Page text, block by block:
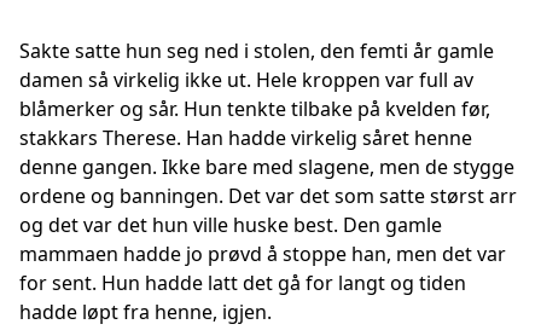
Sakte satte hun seg ned i stolen, den femti år gamle
damen så virkelig ikke ut. Hele kroppen var full av
blåmerker og sår. Hun tenkte tilbake på kvelden før,
stakkars Therese. Han hadde virkelig såret henne
denne gangen. Ikke bare med slagene, men de stygge
ordene og banningen. Det var det som satte størst arr
og det var det hun ville huske best. Den gamle
mammaen hadde jo prøvd å stoppe han, men det var
for sent. Hun hadde latt det gå for langt og tiden
hadde løpt fra henne, igjen.